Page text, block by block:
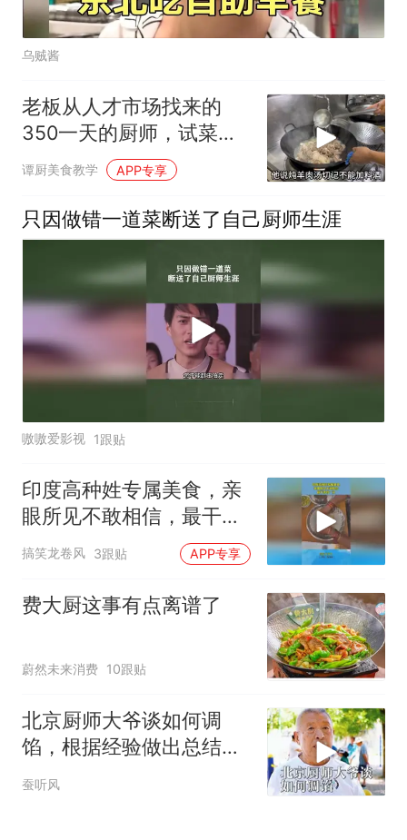
乌贼酱
老板从人才市场找来的
350一天的厨师，试菜后
能否把他留下来呢
谭厨美食教学 APP专享
只因做错一道菜断送了自己厨师生涯
嗷嗷爱影视 1跟贴
印度高种姓专属美食，亲
眼所见不敢相信，最干净
的一次！
搞笑龙卷风 3跟贴 APP专享
费大厨这事有点离谱了
蔚然未来消费 10跟贴
北京厨师大爷谈如何调
馅，根据经验做出总结，
原来有这么多讲究
蚕听风